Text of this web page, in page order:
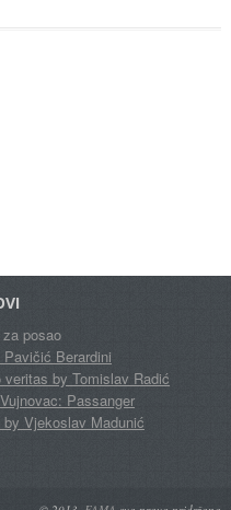
posao
Berardini
veritas by Tomislav Radić
Passanger
by Vjekoslav Madunić